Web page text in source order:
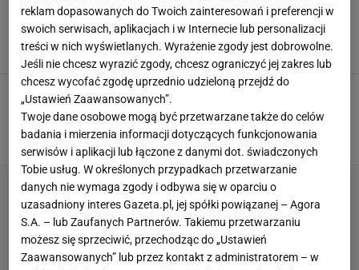
"Taniec z gwiazdami". Padły cztery dziesiątki.
A kto pierwszy odpadł z 14. edycji?
Weronika Zając,10 MARCA 2024, 22:20
"Kopciuszek pozazdrościłby Ostrowskiej-
Królikowskiej sukienki, Sokołowska jak...".
Stylistka ocenia start "TzG"
Bartosz Pańczyk, 5 MARCA 2024, 17:42
reklam dopasowanych do Twoich zainteresowań i preferencji w
swoich serwisach, aplikacjach i w Internecie lub personalizacji
treści w nich wyświetlanych. Wyrażenie zgody jest dobrowolne.
Jeśli nie chcesz wyrazić zgody, chcesz ograniczyć jej zakres lub
chcesz wycofać zgodę uprzednio udzieloną przejdź do
„Ustawień Zaawansowanych”.
Twoje dane osobowe mogą być przetwarzane także do celów
badania i mierzenia informacji dotyczących funkcjonowania
serwisów i aplikacji lub łączone z danymi dot. świadczonych
Tobie usług. W określonych przypadkach przetwarzanie
danych nie wymaga zgody i odbywa się w oparciu o
uzasadniony interes Gazeta.pl, jej spółki powiązanej – Agora
S.A. – lub Zaufanych Partnerów. Takiemu przetwarzaniu
możesz się sprzeciwić, przechodząc do „Ustawień
Zaawansowanych” lub przez kontakt z administratorem – w